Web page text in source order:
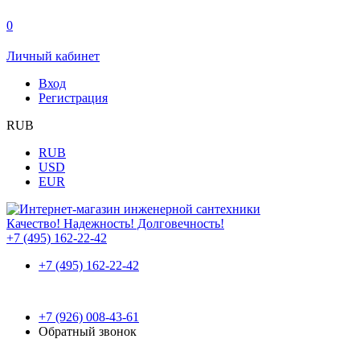
0
Личный кабинет
Вход
Регистрация
RUB
RUB
USD
EUR
Качество! Надежность! Долговечность!
+7 (495) 162-22-42
+7 (495) 162-22-42
+7 (926) 008-43-61
Обратный звонок